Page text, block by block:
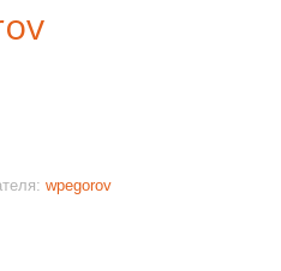
wpegorov